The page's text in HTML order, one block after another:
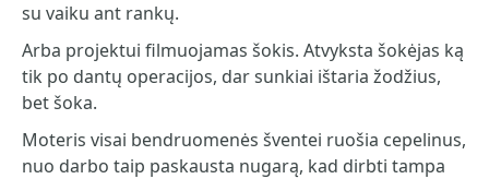
su vaiku ant rankų.
Arba projektui filmuojamas šokis. Atvyksta šokėjas ką
tik po dantų operacijos, dar sunkiai ištaria žodžius,
bet šoka.
Moteris visai bendruomenės šventei ruošia cepelinus,
nuo darbo taip paskausta nugarą, kad dirbti tampa